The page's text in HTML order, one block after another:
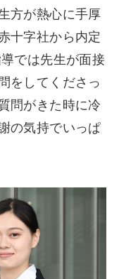
方が熱心に手厚
十字社から内定
では先生が面接
をしてくださっ
問がきた時に冷
の気持でいっぱ